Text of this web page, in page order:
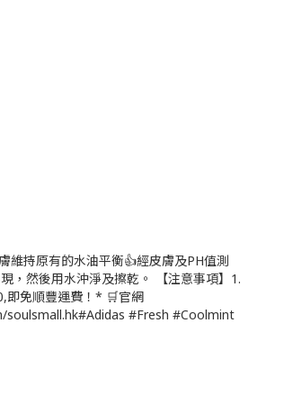
維持原有的水油平衡👍經皮膚及PH值測
，然後用水沖淨及擦乾。 【注意事項】1.
即免順豐運費！* 🛒官網
#Fresh #Coolmint